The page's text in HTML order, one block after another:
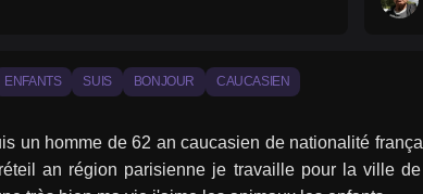
ENFANTS SUIS BONJOUR CAUCASIEN
un homme de 62 an caucasien de nationalité
an région parisienne je travaille pour la ville